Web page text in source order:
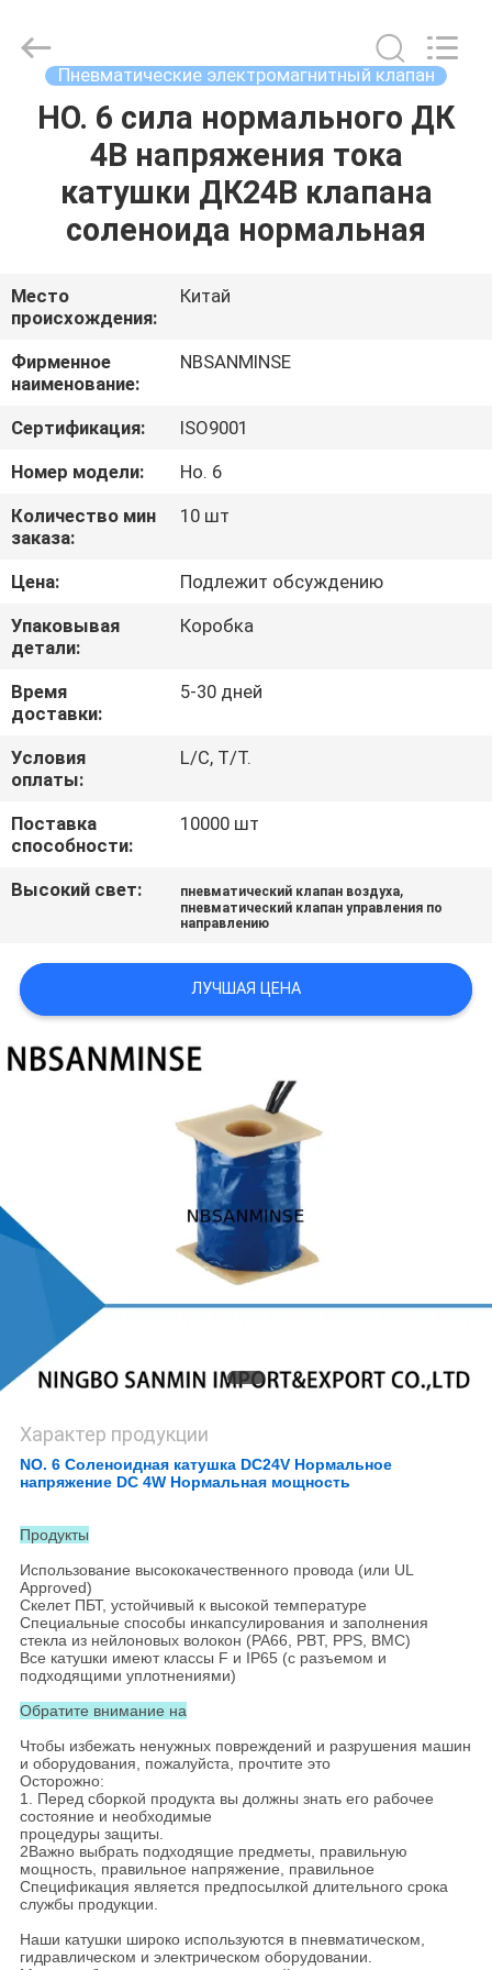
ДОМ
ПРОДУКТЫ
НАС
ПУТЕШЕСТВИЕ
ФАБРИКИ
ПРОВЕРКА
КАЧЕСТВА
СВЯЖИТЕСЬ
МЫ
НОВОСТИ
СПРОСИТЕ
ЦИТАТУ
САЙТА
ПОЛИТИКА
КОНФИДЕНЦИАЛЬНОСТИ
Export
Пневматические электромагнитный клапан
НО. 6 сила нормального ДК
4В напряжения тока
катушки ДК24В клапана
соленоида нормальная
Место
происхождения:
Китай
Фирменное
наименование:
NBSANMINSE
Сертификация:
ISO9001
Номер модели:
Но. 6
Количество мин
заказа:
10 шт
Цена:
Подлежит обсуждению
Упаковывая
детали:
Коробка
Время
доставки:
5-30 дней
Условия
оплаты:
L/C, T/T.
Поставка
способности:
10000 шт
Высокий свет: пневматический клапан воздуха,
пневматический клапан управления по
направлению
ЛУЧШАЯ ЦЕНА
Характер продукции
NO. 6 Соленоидная катушка DC24V Нормальное
напряжение DC 4W Нормальная мощность
Продукты
Использование высококачественного провода (или UL
Approved)
Скелет ПБТ, устойчивый к высокой температуре
Специальные способы инкапсулирования и заполнения
стекла из нейлоновых волокон (PA66, PBT, PPS, BMC)
Все катушки имеют классы F и IP65 (с разъемом и
подходящими уплотнениями)
Обратите внимание на
Чтобы избежать ненужных повреждений и разрушения машин
и оборудования, пожалуйста, прочтите это
Осторожно:
1. Перед сборкой продукта вы должны знать его рабочее
состояние и необходимые
процедуры защиты.
2Важно выбрать подходящие предметы, правильную
мощность, правильное напряжение, правильное
Спецификация является предпосылкой длительного срока
службы продукции.
Наши катушки широко используются в пневматическом,
гидравлическом и электрическом оборудовании.